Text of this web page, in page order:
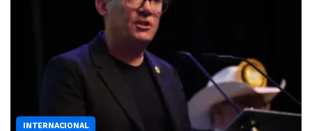
INTERNACIONAL